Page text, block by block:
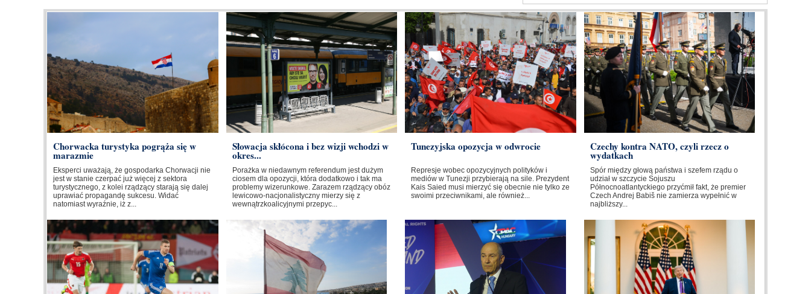
Chorwacka turystyka pogrąża się w
marazmie
Eksperci uważają, że gospodarka Chorwacji nie
jest w stanie czerpać już więcej z sektora
turystycznego, z kolei rządzący starają się dalej
uprawiać propagandę sukcesu. Widać
natomiast wyraźnie, iż z...
Słowacja skłócona i bez wizji wchodzi w
okres...
Porażka w niedawnym referendum jest dużym
ciosem dla opozycji, która dodatkowo i tak ma
problemy wizerunkowe. Zarazem rządzący obóz
lewicowo-nacjonalistyczny mierzy się z
wewnątrzkoalicyjnymi przepyc...
Tunezyjska opozycja w odwrocie
Represje wobec opozycyjnych polityków i
mediów w Tunezji przybierają na sile. Prezydent
Kais Saied musi mierzyć się obecnie nie tylko ze
swoimi przeciwnikami, ale również...
Czechy kontra NATO, czyli rzecz o
wydatkach
Spór między głową państwa i szefem rządu o
udział w szczycie Sojuszu
Północnoatlantyckiego przyćmił fakt, że premier
Czech Andrej Babiš nie zamierza wypełnić w
najbliższy...